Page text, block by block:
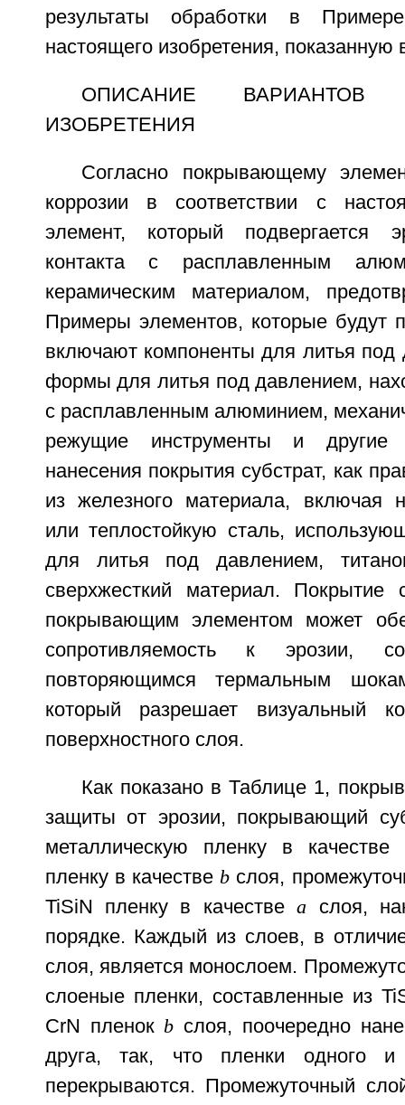
результаты обработки в
настоящего изобретения, показанную
ОПИСАНИЕ ВАРИАНТОВ
ИЗОБРЕТЕНИЯ
Согласно покрывающему
коррозии в соответствии с
элемент, который подвергается
контакта с расплавленным
керамическим материалом,
Примеры элементов, которые будут
включают компоненты для литья
формы для литья под давлением,
с расплавленным алюминием,
режущие инструменты и другие
нанесения покрытия субстрат, как
из железного материала, включая
или теплостойкую сталь,
для литья под давлением,
сверхжесткий материал. Покрытие
покрывающим элементом может
сопротивляемость к эрозии,
повторяющимся термальным
который разрешает визуальный
поверхностного слоя.
Как показано в Таблице 1,
защиты от эрозии, покрывающий
металлическую пленку в
пленку в качестве b слоя,
TiSiN пленку в качествеa слоя,
порядке. Каждый из слоев, в
слоя, является монослоем.
слоеные пленки, составленные из
CrN пленок b слоя, поочередно
друга, так, что пленки одного
перекрываются. Промежуточный